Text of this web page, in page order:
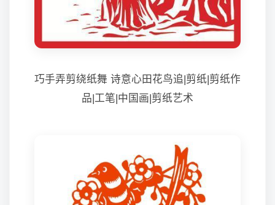
巧手弄剪绕纸舞 诗意心田花鸟追|剪纸|剪纸作
品|工笔|中国画|剪纸艺术